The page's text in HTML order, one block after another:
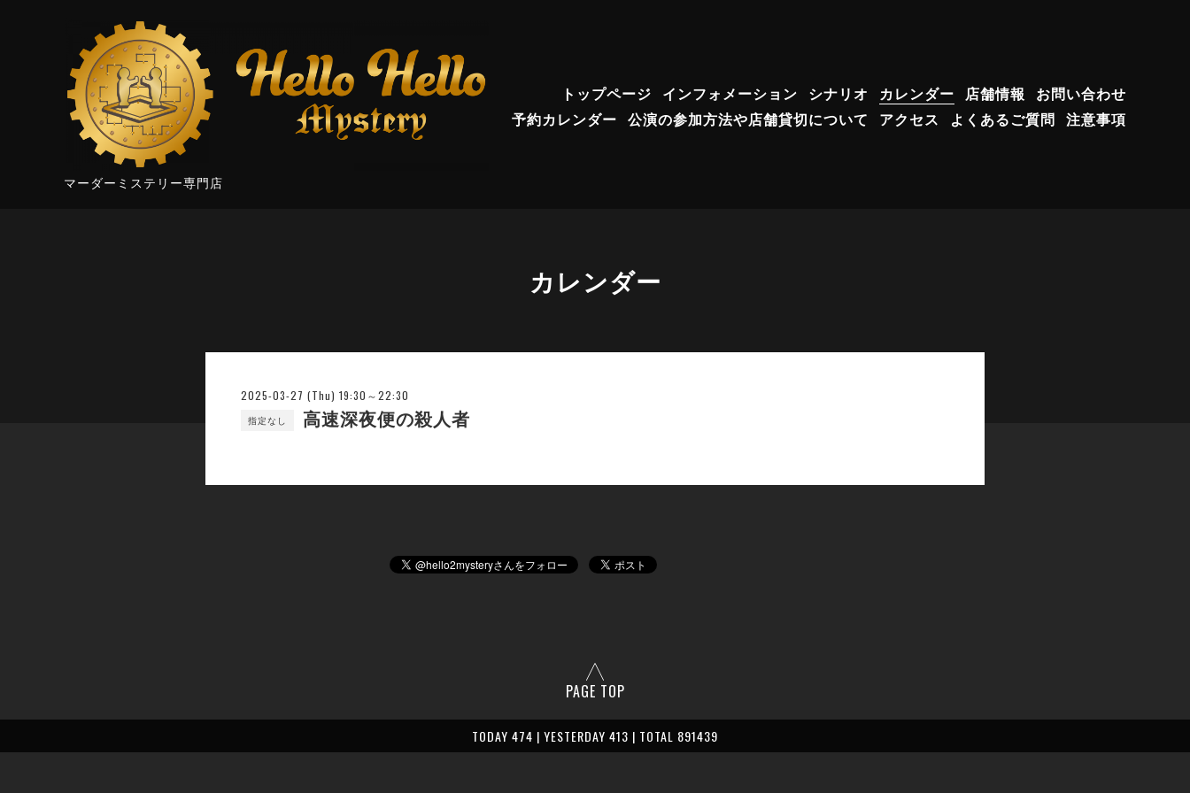
マーダーミステリー専門店
トップページ インフォメーション シナリオ カレンダー 店舗情報
お問い合わせ
予約カレンダー 公演の参加方法や店舗貸切について アクセス よくあるご質問 注意事項
カレンダー
2025-03-27 (Thu) 19:30～22:30
指定なし 高速深夜便の殺人者
PAGE TOP
TODAY 474 | YESTERDAY 413 | TOTAL 891439